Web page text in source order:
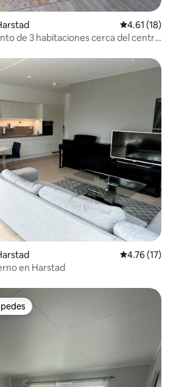
Calificación
4.61 (18)
de 3 habitaciones cerca del centro
Calificación
4.76 (17)
en Harstad